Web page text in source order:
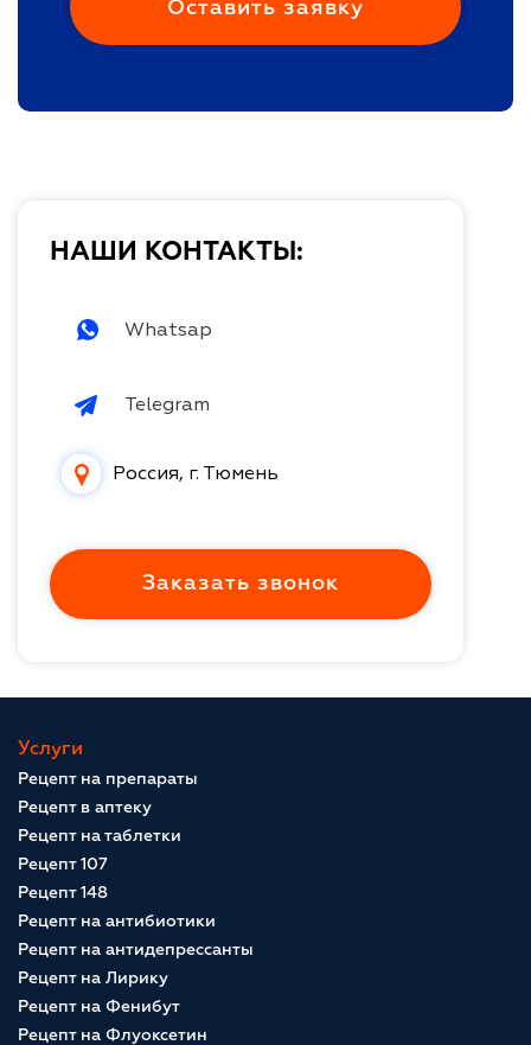
НАШИ КОНТАКТЫ:
Whatsap
Telegram
Россия, г. Тюмень
Заказать звонок
Услуги
Рецепт на препараты
Рецепт в аптеку
Рецепт на таблетки
Рецепт 107
Рецепт 148
Рецепт на антибиотики
Рецепт на антидепрессанты
Рецепт на Лирику
Рецепт на Фенибут
Рецепт на Флуоксетин